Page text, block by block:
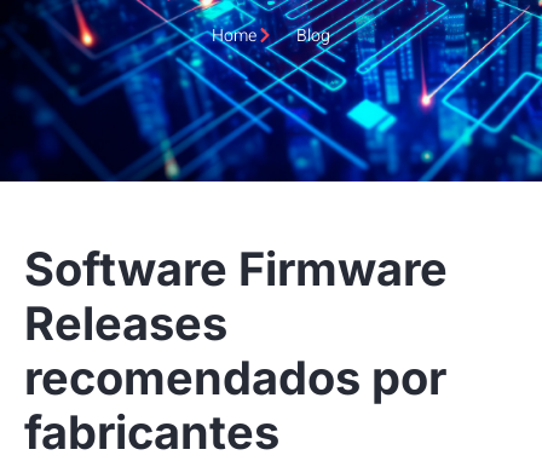
Home Blog
Software Firmware
Releases
recomendados por
fabricantes